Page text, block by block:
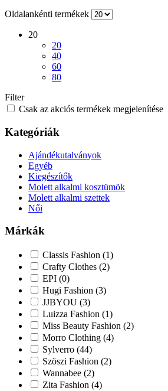
Oldalankénti termékek
20
20
40
60
80
Filter
Csak az akciós termékek megjelenítése
Kategóriák
Ajándékutalványok
Egyéb
Kiegészítők
Molett alkalmi kosztümök
Molett alkalmi szettek
Női
Márkák
Classis Fashion (1)
Crafty Clothes (2)
EPI (0)
Hugi Fashion (3)
JJBYOU (3)
Luizza Fashion (1)
Miss Beauty Fashion (2)
Morro Clothing (4)
Sylverro (44)
Szöszi Fashion (2)
Wannabee (2)
Zita Fashion (4)